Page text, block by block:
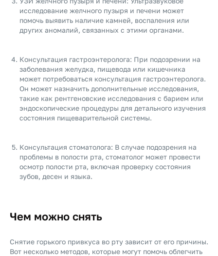
исследование желчного пузыря и печени может
помочь выявить наличие камней, воспаления или
других аномалий, связанных с этими органами.
Консультация гастроэнтеролога: При подозрении на
заболевания желудка, пищевода или кишечника
может потребоваться консультация гастроэнтеролога.
Он может назначить дополнительные исследования,
такие как рентгеновские исследования с барием или
эндоскопические процедуры для детального изучения
состояния пищеварительной системы.
Консультация стоматолога: В случае подозрения на
проблемы в полости рта, стоматолог может провести
осмотр полости рта, включая проверку состояния
зубов, десен и языка.
Чем можно снять
Снятие горького привкуса во рту зависит от его причины.
Вот несколько методов, которые могут помочь облегчить